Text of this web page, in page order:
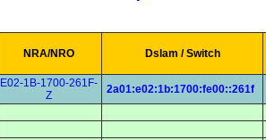
NRA/NRO Dslam / Switch
E02-1B-1700-261F-
Z
2a01:e02:1b:1700:fe00::261f